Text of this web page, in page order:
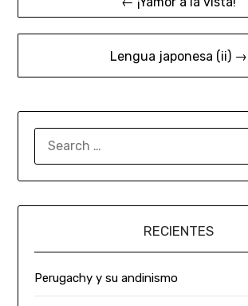
Lengua japonesa (ii) →
RECIENTES
Perugachy y su andinismo